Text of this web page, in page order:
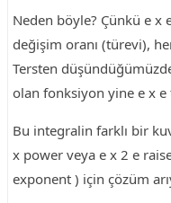
Neden böyle? Çünkü e
değişim oranı (türevi),
Tersten
olan fonksiyon yine e x
Bu integralin farklı bir
x power veya e x 2 e
exponent ) için çözüm